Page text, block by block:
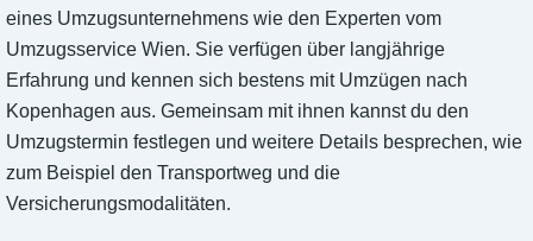
eines Umzugsunternehmens wie den Experten vom
Umzugsservice Wien. Sie verfügen über langjährige
Erfahrung und kennen sich bestens mit Umzügen nach
Kopenhagen aus. Gemeinsam mit ihnen kannst du den
Umzugstermin festlegen und weitere Details besprechen, wie
zum Beispiel den Transportweg und die
Versicherungsmodalitäten.